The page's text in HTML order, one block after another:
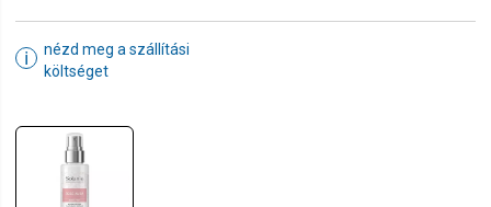
ℹ
nézd meg a szállítási
költséget